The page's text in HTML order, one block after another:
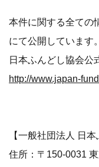
本件に関する全ての
にて公開しています。
日本ふんどし協会
http://www.japan-
【一般社団法人 日
住所：〒150-0031